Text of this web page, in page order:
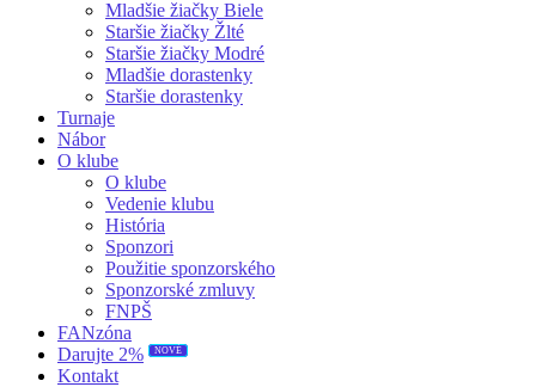
Mladšie žiačky Biele
Staršie žiačky Žlté
Staršie žiačky Modré
Mladšie dorastenky
Staršie dorastenky
Turnaje
Nábor
O klube
O klube
Vedenie klubu
História
Sponzori
Použitie sponzorského
Sponzorské zmluvy
FNPŠ
FANzóna
Darujte 2%
NOVÉ
Kontakt